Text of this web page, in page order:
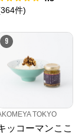
364件)
9
TOKYO
ッコーマンここ